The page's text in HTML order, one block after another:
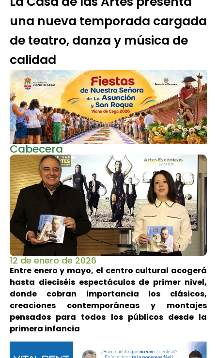
una nueva temporada cargada
de teatro, danza y música de
calidad
Cabecera
12 de enero de 2026
Entre enero y mayo, el centro cultural acogerá
hasta dieciséis espectáculos de primer nivel,
donde cobran importancia los clásicos,
creaciones contemporáneas y montajes
pensados para todos los públicos desde la
primera infancia